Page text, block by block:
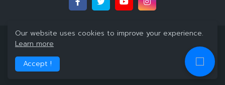
Copyright 2023 ©
Our website uses cookies to improve your experience.
Learn more
Accept !